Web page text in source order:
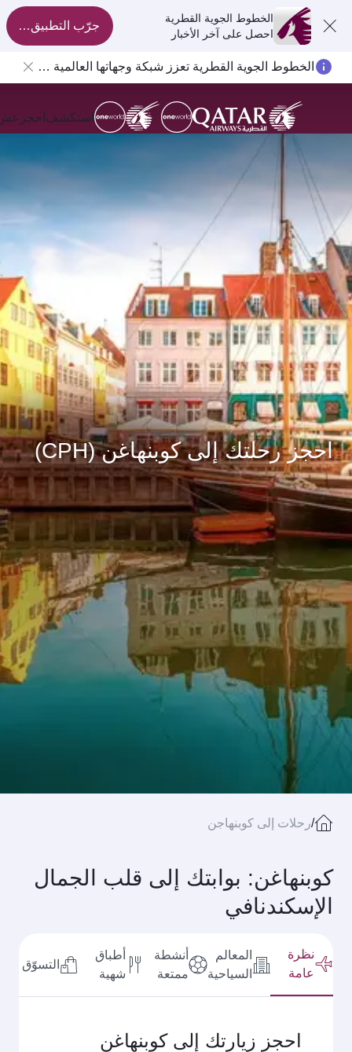
الخطوط الجوية القطرية
احصل على آخر الأخبار
جرّب التطبيق الآن
الخطوط الجوية القطرية تعزز شبكة وجهاتها العالمية لتشمل ما يزيد عن 160 وجهة
استكشفاحجزعش
احجز رحلتك إلى كوبنهاغن (CPH)
/رحلات إلى كوبنهاجن
كوبنهاغن: بوابتك إلى قلب الجمال
الإسكندنافي
نظرة
عامة
المعالم
السياحية
أنشطة
ممتعة
أطباق
شهية
التسوّق
احجز زيارتك إلى كوبنهاغن